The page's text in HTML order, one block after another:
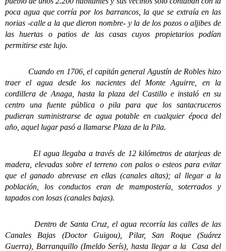
poca agua que corría por los barrancos, la que se extraía en las
norias -calle a la que dieron nombre- y la de los pozos o aljibes de
las huertas o patios de las casas cuyos propietarios podían
permitirse este lujo.
Cuando en 1706, el capitán general Agustín de Robles hizo
traer el agua desde los nacientes del Monte Aguirre, en la
cordillera de Anaga, hasta la plaza del Castillo e instaló en su
centro una fuente pública o pila para que los santacruceros
pudieran suministrarse de agua potable en cualquier época del
año, aquel lugar pasó a llamarse Plaza de la Pila.
El agua llegaba a través de 12 kilómetros de atarjeas de
madera, elevadas sobre el terreno con palos o esteos para evitar
que el ganado abrevase en ellas (canales altas); al llegar a la
población, los conductos eran de mampostería, soterrados y
tapados con losas (canales bajas).
Dentro de Santa Cruz, el agua recorría las calles de las
Canales Bajas (Doctor Guigou), Pilar, San Roque (Suárez
Guerra), Barranquillo (Imeldo Serís), hasta llegar a la Casa del